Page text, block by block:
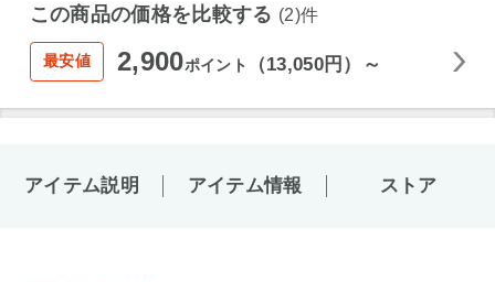
この商品の価格を比較する (2)件
最安値 2,900ポイント （13,050円）～
アイテム説明 アイテム情報 ストア